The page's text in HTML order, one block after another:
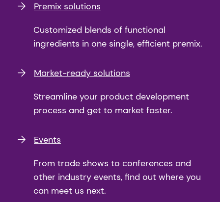
Premix solutions
Customized blends of functional
ingredients in one single, efficient premix.
Market-ready solutions
Streamline your product development
process and get to market faster.
Events
From trade shows to conferences and
other industry events, find out where you
can meet us next.